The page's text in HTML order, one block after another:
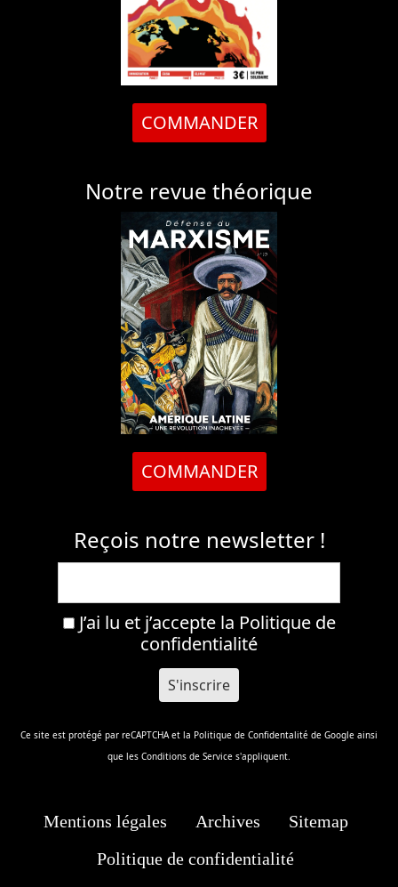
COMMANDER
Notre revue théorique
COMMANDER
Reçois notre newsletter !
J’ai lu et j’accepte la Politique de
confidentialité
Ce site est protégé par reCAPTCHA et la Politique de Confidentalité de Google ainsi
que les Conditions de Service s'appliquent.
Mentions légales Archives
Sitemap
Politique de confidentialité